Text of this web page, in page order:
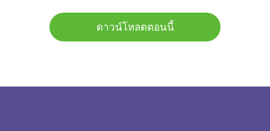
ดาวน์โหลดตอนนี้